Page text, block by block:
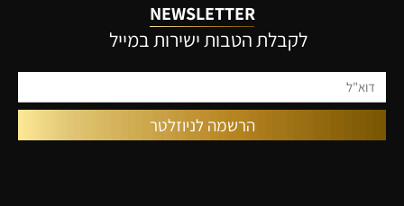
NEWSLETTER
לקבלת הטבות ישירות במייל